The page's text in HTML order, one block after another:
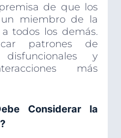
de que los
miembro de la
todos los demás.
patrones de
disfuncionales y
más
Considerar la